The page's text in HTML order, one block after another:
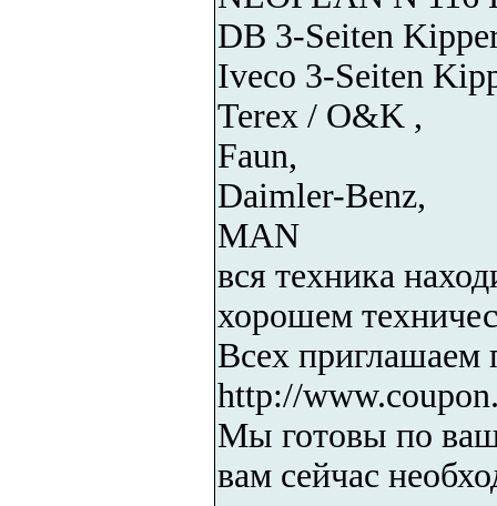
DB 3-Seiten
Iveco 3-Seiten
Terex / O&K ,
Faun,
Daimler-Benz,
MAN
вся техника
хорошем
Всех приглашаем
http://
Мы готовы по
вам сейчас